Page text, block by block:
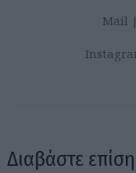
Mail |
Διαβάστε